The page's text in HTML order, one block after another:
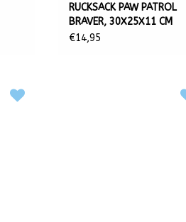
RUCKSACK PAW PATROL
BRAVER, 30X25X11 CM
€14,95